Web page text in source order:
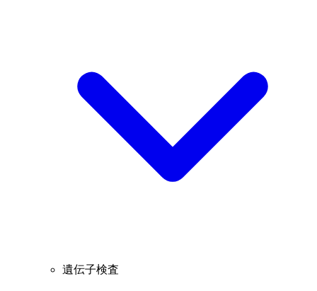
遺伝子検査